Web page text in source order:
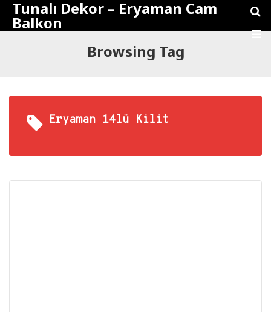
Tunalı Dekor – Eryaman Cam
Balkon
Browsing Tag
Eryaman 14lü Kilit